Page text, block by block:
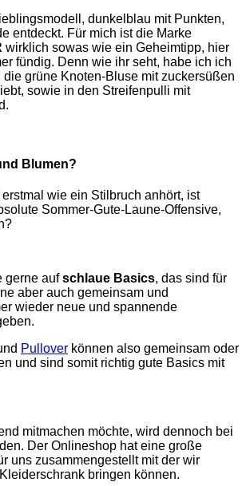
dunkelblau mit Punkten,
entdeckt. Für mich ist die Marke
wirklich sowas wie ein Geheimtipp, hier
fündig. Denn wie ihr seht, habe ich ich
die grüne Knoten-Bluse mit zuckersüßen
sowie in den Streifenpulli mit
Blumen?
wie ein Stilbruch anhört, ist
Sommer-Gute-Laune-Offensive,
gerne aufschlaue Basics, das sind für
aber auch gemeinsam und
wieder neue und spannende
Pullover können also gemeinsam oder
und sind somit richtig gute Basics mit
mitmachen möchte, wird dennoch bei
Der Onlineshop hat eine große
uns zusammengestellt mit der wir
bringen können.